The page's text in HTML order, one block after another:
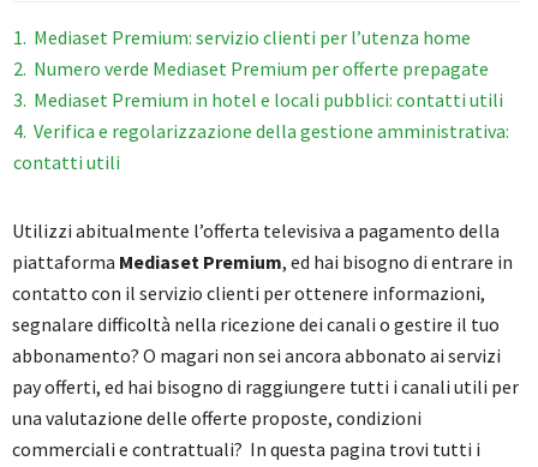
1 Mediaset Premium: servizio clienti per l’utenza home
2 Numero verde Mediaset Premium per offerte prepagate
3 Mediaset Premium in hotel e locali pubblici: contatti utili
4 Verifica e regolarizzazione della gestione amministrativa:
contatti utili
Utilizzi abitualmente l’offerta televisiva a pagamento della
piattaforma Mediaset Premium, ed hai bisogno di entrare in
contatto con il servizio clienti per ottenere informazioni,
segnalare difficoltà nella ricezione dei canali o gestire il tuo
abbonamento? O magari non sei ancora abbonato ai servizi
pay offerti, ed hai bisogno di raggiungere tutti i canali utili per
una valutazione delle offerte proposte, condizioni
commerciali e contrattuali? In questa pagina trovi tutti i